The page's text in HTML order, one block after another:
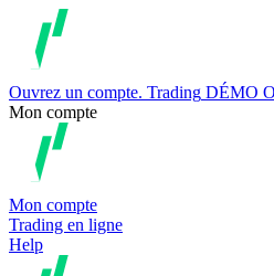
Ouvrez un compte. Trading DÉMO
Mon compte
Mon compte
Trading en ligne
Help